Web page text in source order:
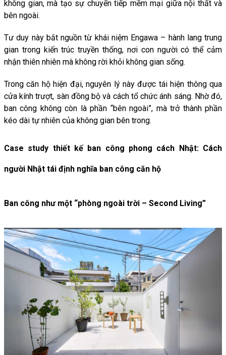
không gian, mà tạo sự chuyển tiếp mềm mại giữa nội thất và
bên ngoài.
Tư duy này bắt nguồn từ khái niệm Engawa – hành lang trung
gian trong kiến trúc truyền thống, nơi con người có thể cảm
nhận thiên nhiên mà không rời khỏi không gian sống.
Trong căn hộ hiện đại, nguyên lý này được tái hiện thông qua
cửa kính trượt, sàn đồng bộ và cách tổ chức ánh sáng. Nhờ đó,
ban công không còn là phần “bên ngoài”, mà trở thành phần
kéo dài tự nhiên của không gian bên trong.
Case study thiết kế ban công phong cách Nhật: Cách
người Nhật tái định nghĩa ban công căn hộ
Ban công như một “phòng ngoài trời – Second Living”